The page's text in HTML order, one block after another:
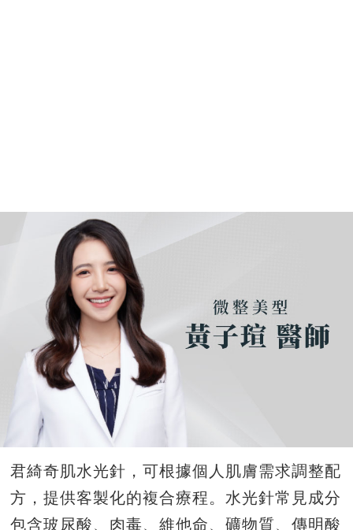
君綺奇肌水光針，可根據個人肌膚需求調整配
方，提供客製化的複合療程。水光針常見成分
包含玻尿酸、肉毒、維他命、礦物質、傳明酸